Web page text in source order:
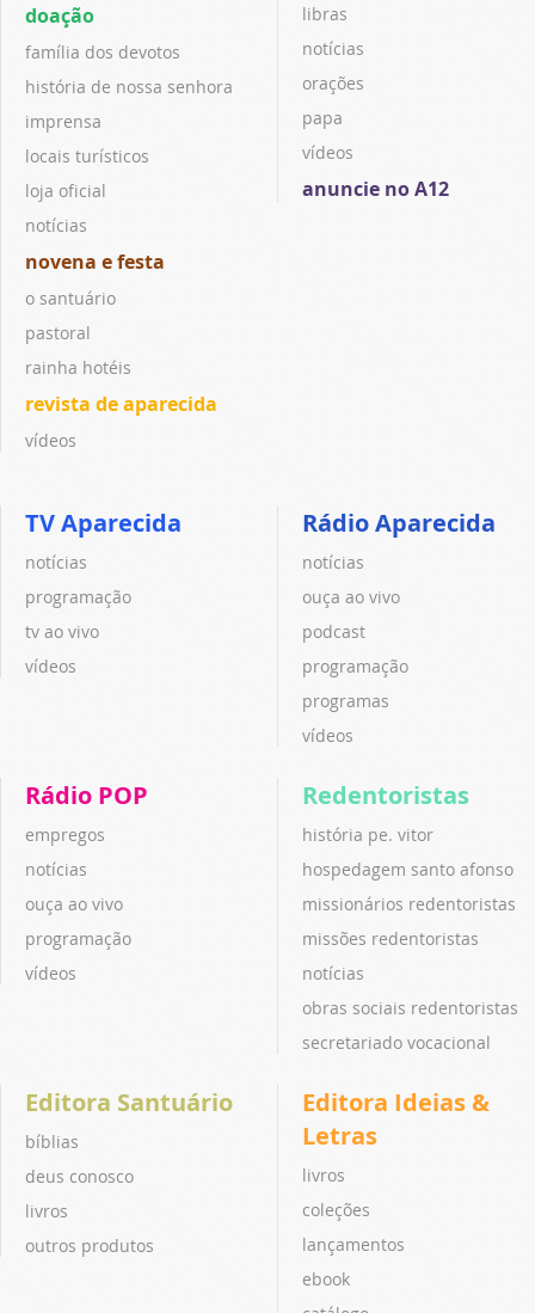
doação
família dos devotos
história de nossa senhora
imprensa
locais turísticos
loja oficial
notícias
novena e festa
o santuário
pastoral
rainha hotéis
revista de aparecida
vídeos
libras
notícias
orações
papa
vídeos
anuncie no A12
TV Aparecida
notícias
programação
tv ao vivo
vídeos
Rádio Aparecida
notícias
ouça ao vivo
podcast
programação
programas
vídeos
Rádio POP
empregos
notícias
ouça ao vivo
programação
vídeos
Redentoristas
história pe. vitor
hospedagem santo afonso
missionários redentoristas
missões redentoristas
notícias
obras sociais redentoristas
secretariado vocacional
Editora Santuário
bíblias
deus conosco
livros
outros produtos
Editora Ideias &
Letras
livros
coleções
lançamentos
ebook